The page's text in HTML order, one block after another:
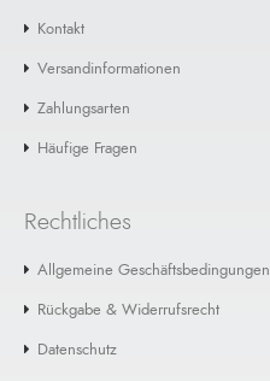
Kontakt
Versandinformationen
Zahlungsarten
Häufige Fragen
Rechtliches
Allgemeine Geschäftsbedingungen
Rückgabe & Widerrufsrecht
Datenschutz